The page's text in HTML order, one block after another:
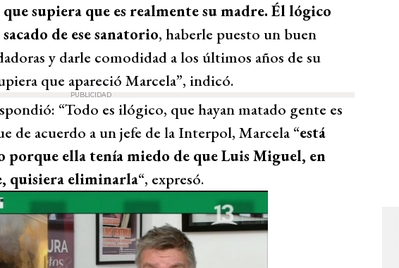
que supiera que es realmente su madre. Él lógico
de ese sanatorio, haberle puesto un buen
y darle comodidad a los últimos años de su
que apareció Marcela”, indicó.
PUBLICIDAD
“Todo es ilógico, que hayan matado gente es
de acuerdo a un jefe de la Interpol, Marcela “está
ella tenía miedo de que Luis Miguel, en
quisiera eliminarla“, expresó.